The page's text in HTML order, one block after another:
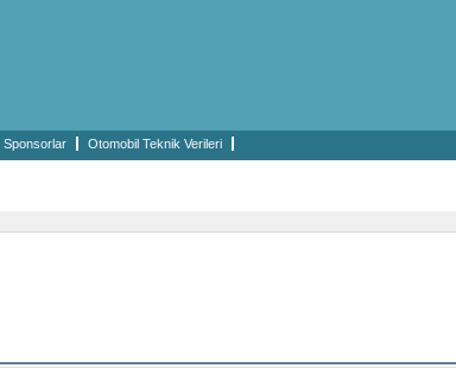
Sponsorlar Otomobil Teknik Verileri